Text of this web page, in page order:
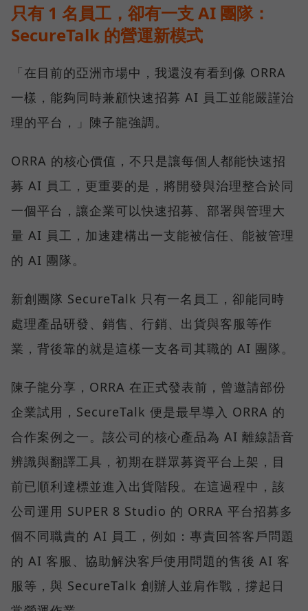
只有 1 名員工，卻有一支 AI 團隊：
SecureTalk 的營運新模式
「在目前的亞洲市場中，我還沒有看到像 ORRA
一樣，能夠同時兼顧快速招募 AI 員工並能嚴謹治
理的平台，」陳子龍強調。
ORRA 的核心價值，不只是讓每個人都能快速招
募 AI 員工，更重要的是，將開發與治理整合於同
一個平台，讓企業可以快速招募、部署與管理大
量 AI 員工，加速建構出一支能被信任、能被管理
的 AI 團隊。
新創團隊 SecureTalk 只有一名員工，卻能同時
處理產品研發、銷售、行銷、出貨與客服等作
業，背後靠的就是這樣一支各司其職的 AI 團隊。
陳子龍分享，ORRA 在正式發表前，曾邀請部份
企業試用，SecureTalk 便是最早導入 ORRA 的
合作案例之一。該公司的核心產品為 AI 離線語音
辨識與翻譯工具，初期在群眾募資平台上架，目
前已順利達標並進入出貨階段。在這過程中，該
公司運用 SUPER 8 Studio 的 ORRA 平台招募多
個不同職責的 AI 員工，例如：專責回答客戶問題
的 AI 客服、協助解決客戶使用問題的售後 AI 客
服等，與 SecureTalk 創辦人並肩作戰，撐起日